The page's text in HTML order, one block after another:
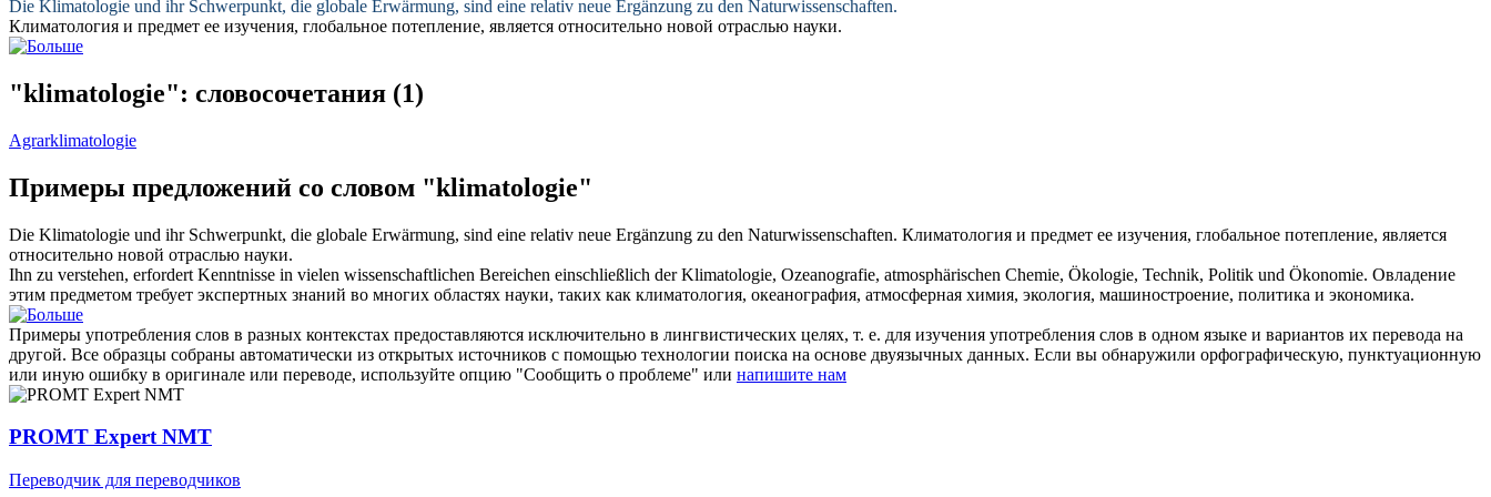
Die Klimatologie und ihr Schwerpunkt, die globale Erwärmung, sind eine relativ neue Ergänzung zu den Naturwissenschaften.
Климатология и предмет ее изучения, глобальное потепление, является относительно новой отраслью науки.
"klimatologie": словосочетания (1)
Agrarklimatologie
Примеры предложений со словом "klimatologie"
Die Klimatologie und ihr Schwerpunkt, die globale Erwärmung, sind eine relativ neue Ergänzung zu den Naturwissenschaften. Климатология и предмет ее изучения, глобальное потепление, является
относительно новой отраслью науки.
Ihn zu verstehen, erfordert Kenntnisse in vielen wissenschaftlichen Bereichen einschließlich derKlimatologie, Ozeanografie, atmosphärischen Chemie, Ökologie, Technik, Politik und Ökonomie. Овладение
этим предметом требует экспертных знаний во многих областях науки, таких как климатология, океанография, атмосферная химия, экология, машиностроение, политика и экономика.
Примеры употребления слов в разных контекстах предоставляются исключительно в лингвистических целях, т. е. для изучения употребления слов в одном языке и вариантов их перевода на
другой. Все образцы собраны автоматически из открытых источников с помощью технологии поиска на основе двуязычных данных. Если вы обнаружили орфографическую, пунктуационную
или иную ошибку в оригинале или переводе, используйте опцию "Сообщить о проблеме" или напишите нам
PROMT Expert NMT
Переводчик для переводчиков